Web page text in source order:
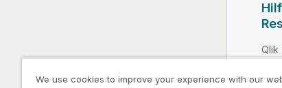
Qlik
We use cookies to improve your experience with our